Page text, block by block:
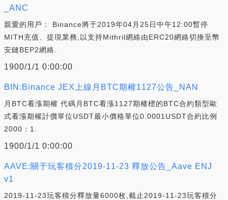
_ANC
親愛的用戶： Binance將于2019年04月25日中午12:00暫停
MITH充值、提現業務,以支持Mithril網絡由ERC20網絡切換至幣
安鏈BEP2網絡.
1900/1/1 0:00:00
BIN:Binance JEX上線月BTC期權1127公告_NAN
月BTC看漲期權 代碼月BTC看漲1127期權標的BTC合約類型歐
式看漲期權計價單位USDT最小價格單位0.0001USDT合約比例
2000：1.
1900/1/1 0:00:00
AAVE:關于玩客積分2019-11-23 釋放公告_Aave ENJ
v1
2019-11-23玩客積分釋放量6000枚,截止2019-11-23玩客積分